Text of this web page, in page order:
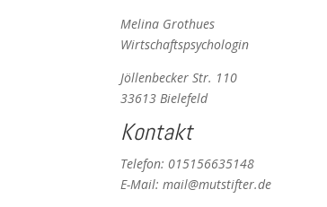
Melina Grothues
Wirtschaftspsychologin
Jöllenbecker Str. 110
33613 Bielefeld
Kontakt
Telefon: 015156635148
E-Mail:mail@mutstifter.de